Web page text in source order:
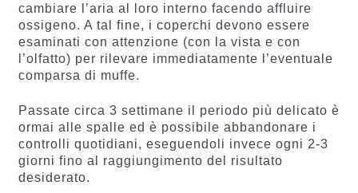
cambiare l’aria al loro interno facendo affluire
ossigeno. A tal fine, i coperchi devono essere
esaminati con attenzione (con la vista e con
l’olfatto) per rilevare immediatamente l’eventuale
comparsa di muffe.
Passate circa 3 settimane il periodo più delicato è
ormai alle spalle ed è possibile abbandonare i
controlli quotidiani, eseguendoli invece ogni 2-3
giorni fino al raggiungimento del risultato
desiderato.